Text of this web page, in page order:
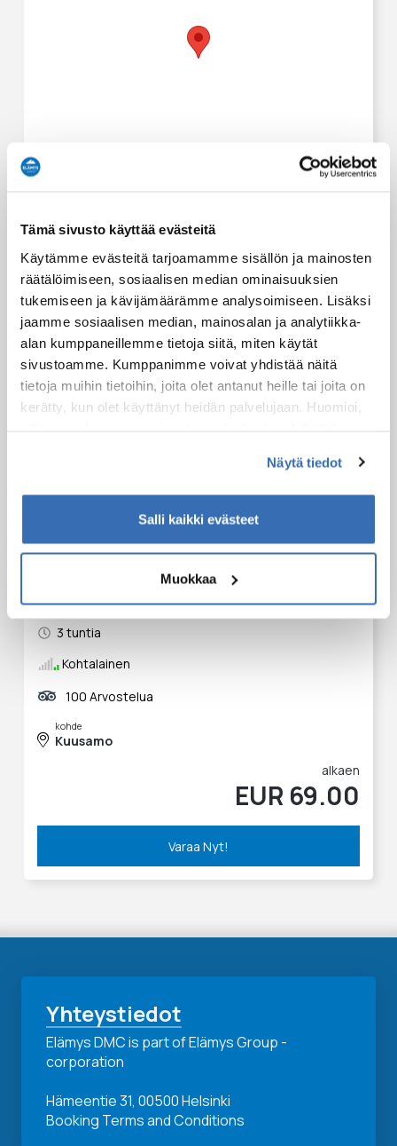
Tämä sivusto käyttää evästeitä
Käytämme evästeitä tarjoamamme sisällön ja mainosten
räätälöimiseen, sosiaalisen median ominaisuuksien
tukemiseen ja kävijämäärämme analysoimiseen. Lisäksi
jaamme sosiaalisen median, mainosalan ja analytiikka-
alan kumppaneillemme tietoja siitä, miten käytät
sivustoamme. Kumppanimme voivat yhdistää näitä
tietoja muihin tietoihin, joita olet antanut heille tai joita on
kerätty, kun olet käyttänyt heidän palvelujaan. Huomioi,
Näytä tiedot
Salli kaikki evästeet
Muokkaa
Kuljetus
Oivangin Lomakartano pick up point at 9.40
Ruka Valley Skibus stop at 09:40
Ruka Village ski bus stop 09:30
Rukan Salonki pick up point at 9:10
Voimaa luonnosta- patikkaretki
3 tuntia
Kohtalainen
100 Arvostelua
kohde
Kuusamo
alkaen
EUR 69.00
Varaa Nyt!
Yhteystiedot
Elämys DMC is part of Elämys Group -
corporation
Hämeentie 31, 00500 Helsinki
Booking Terms and Conditions